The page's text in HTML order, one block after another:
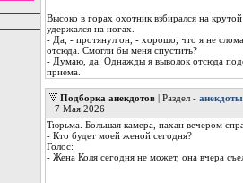
Высоко в горах охотник взбирался на
удержался на ногах.
- Да, - протянул он, - хорошо, что я не
отсюда. Смогли бы меня спустить?
- Думаю, да. Однажды я выволок отсюда
приема.
Подборка анекдотов | Раздел - анекдоты
7 Мая 2026
Тюрьма. Большая камера, пахан вечером
- Кто будет моей женой сегодня?
Голос:
- Жена Коля сегодня не может, она вчера